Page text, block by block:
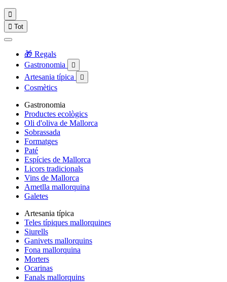

 Tot
🎁 Regals
Gastronomia

Artesania típica 
Cosmètics
Gastronomia
Productes ecològics
Oli d'oliva de Mallorca
Sobrassada
Formatges
Paté
Espícies de Mallorca
Licors tradicionals
Vins de Mallorca
Ametlla mallorquina
Galetes
Artesania típica
Teles típiques mallorquines
Siurells
Ganivets mallorquins
Fona mallorquina
Morters
Ocarinas
Fanals mallorquins